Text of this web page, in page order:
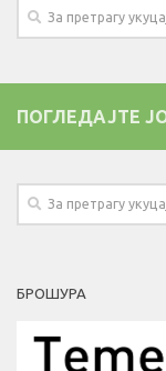
ПОГЛЕДАЈТЕ
БРОШУРА